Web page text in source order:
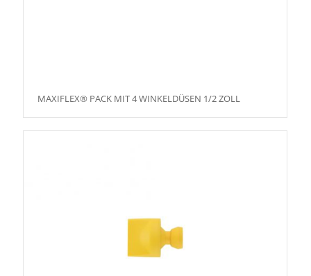
MAXIFLEX® PACK MIT 4 WINKELDÜSEN 1/2 ZOLL